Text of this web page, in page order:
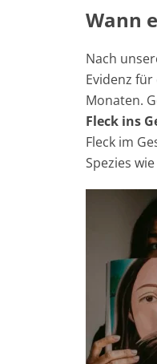
Wann
Nach
Evidenz
Monaten.
Fleck ins
Fleck im
Spezies